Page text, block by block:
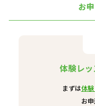
お
体験レ
まずは体
お